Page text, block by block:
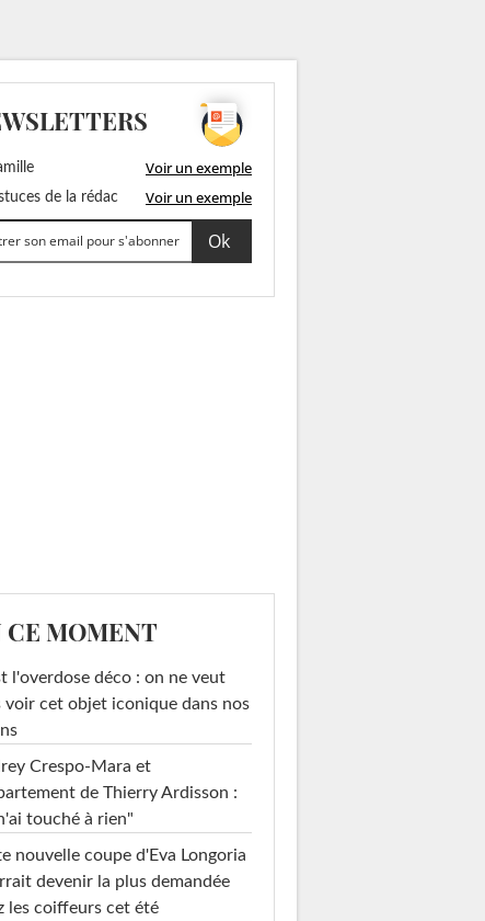
Voir un exemple
de la rédac Voir un exemple
CE MOMENT
l'overdose déco : on ne veut
voir cet objet iconique dans nos
Crespo-Mara et
de Thierry Ardisson :
touché à rien"
nouvelle coupe d'Eva Longoria
devenir la plus demandée
les coiffeurs cet été